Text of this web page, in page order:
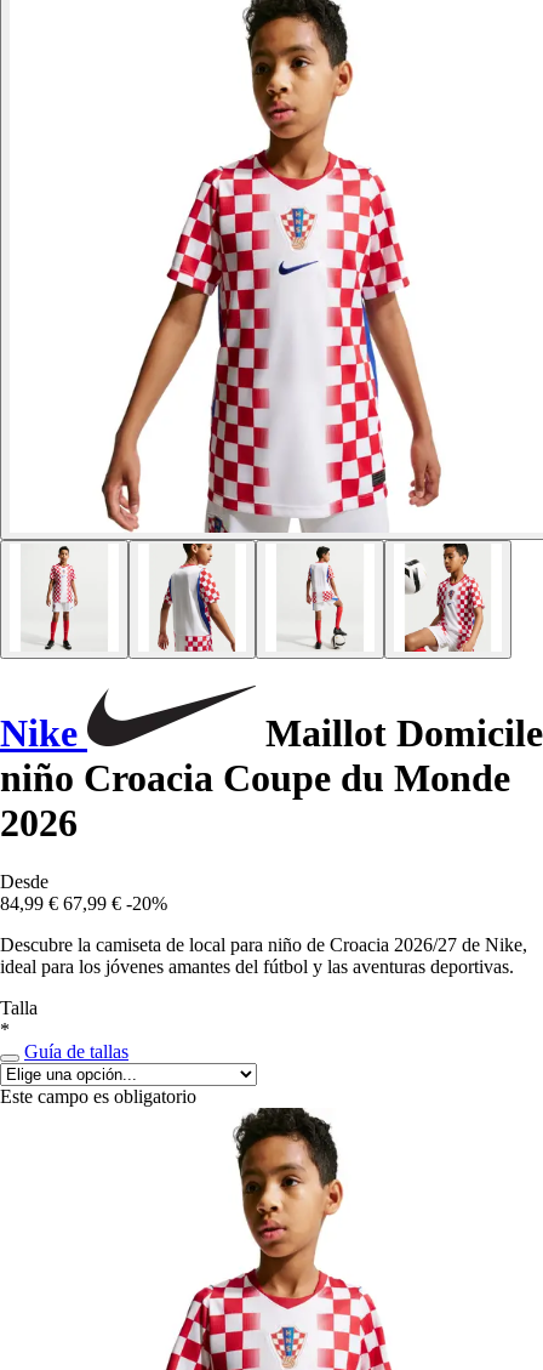
Nike
Maillot Domicile
niño Croacia Coupe du Monde
2026
Desde
84,99 € 67,99 € -20%
Descubre la camiseta de local para niño de Croacia 2026/27 de Nike,
ideal para los jóvenes amantes del fútbol y las aventuras deportivas.
Talla
*
Guía de tallas
Este campo es obligatorio